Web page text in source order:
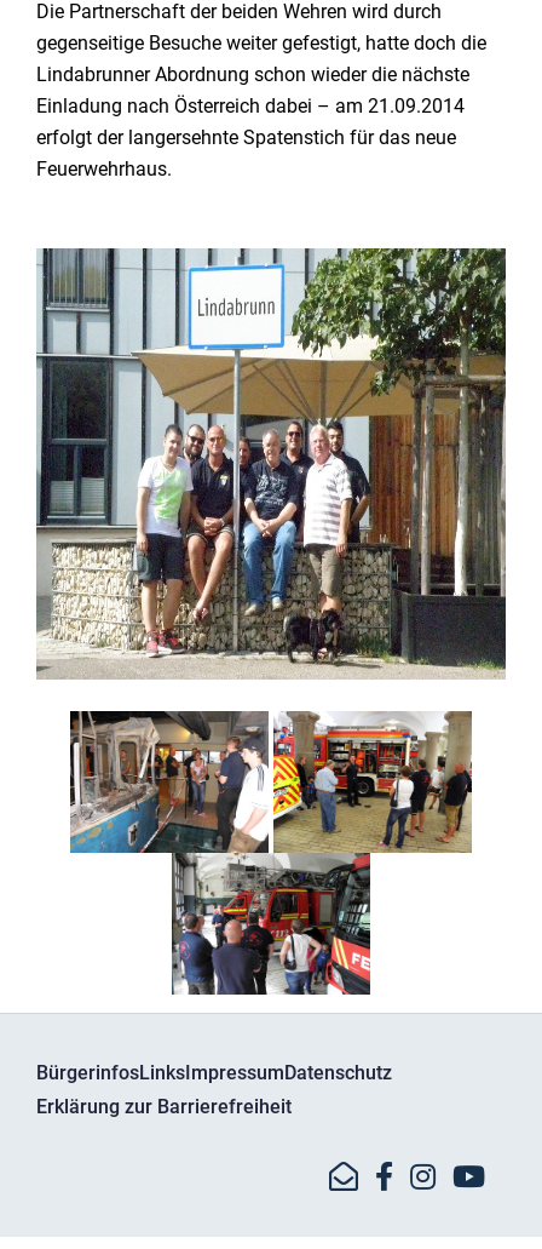
Die Partnerschaft der beiden Wehren wird durch
gegenseitige Besuche weiter gefestigt, hatte doch die
Lindabrunner Abordnung schon wieder die nächste
Einladung nach Österreich dabei – am 21.09.2014
erfolgt der langersehnte Spatenstich für das neue
Feuerwehrhaus.
BürgerinfosLinksImpressumDatenschutz
Erklärung zur Barrierefreiheit